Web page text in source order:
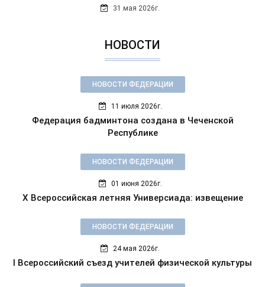
31 мая 2026г.
НОВОСТИ
НОВОСТИ ФЕДЕРАЦИИ
11 июля 2026г.
Федерация бадминтона создана в Чеченской
Республике
НОВОСТИ ФЕДЕРАЦИИ
01 июня 2026г.
X Всероссийская летняя Универсиада: извещение
НОВОСТИ ФЕДЕРАЦИИ
24 мая 2026г.
I Всероссийский съезд учителей физической культуры